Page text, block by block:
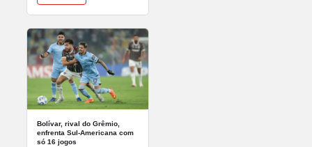
Bolívar, rival do Grêmio,
enfrenta Sul-Americana com
só 16 jogos